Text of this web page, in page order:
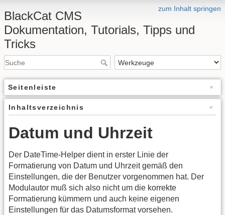
zum Inhalt springen
BlackCat CMS
Dokumentation, Tutorials, Tipps und
Tricks
Seitenleiste
Inhaltsverzeichnis
Datum und Uhrzeit
Der DateTime-Helper dient in erster Linie der
Formatierung von Datum und Uhrzeit gemäß den
Einstellungen, die der Benutzer vorgenommen hat. Der
Modulautor muß sich also nicht um die korrekte
Formatierung kümmern und auch keine eigenen
Einstellungen für das Datumsformat vorsehen.